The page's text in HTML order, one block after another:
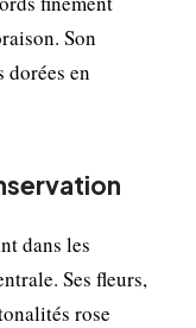
Son
en
dans les
Ses fleurs,
rose